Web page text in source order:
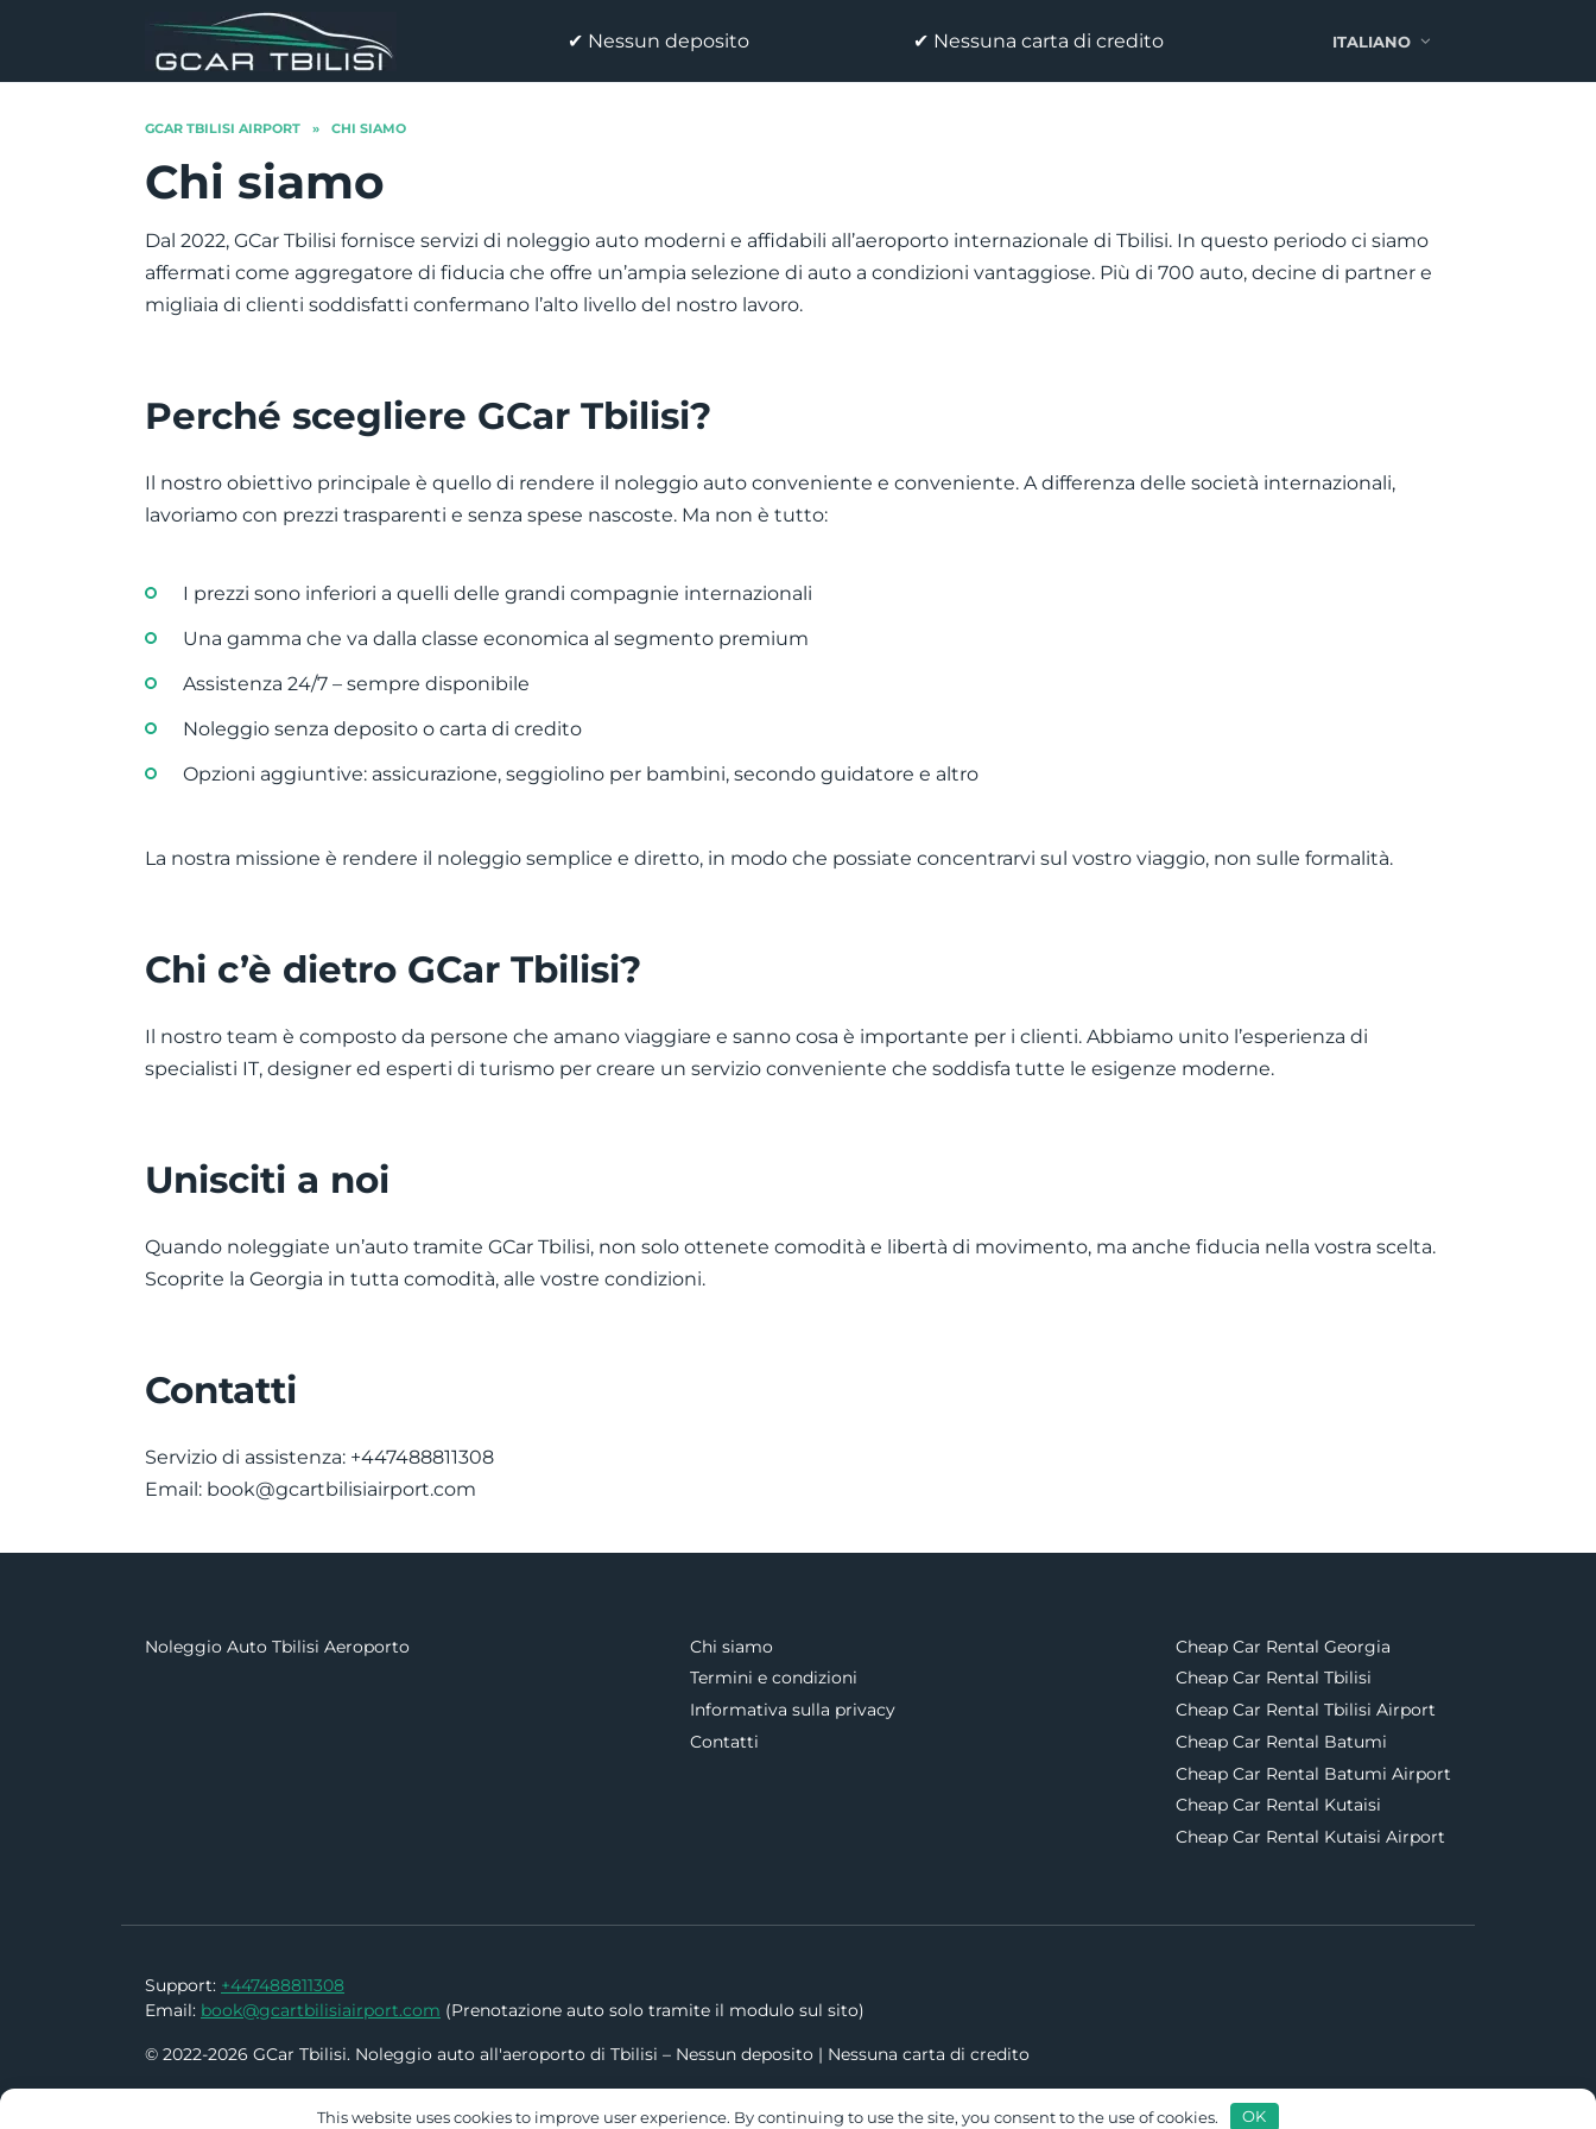
✔ Nessun deposito ✔ Nessuna carta di credito ITALIANO
GCAR TBILISI AIRPORT » CHI SIAMO
Chi siamo
Dal 2022, GCar Tbilisi fornisce servizi di noleggio auto moderni e affidabili all’aeroporto internazionale di Tbilisi. In questo periodo ci siamo
affermati come aggregatore di fiducia che offre un’ampia selezione di auto a condizioni vantaggiose. Più di 700 auto, decine di partner e
migliaia di clienti soddisfatti confermano l’alto livello del nostro lavoro.
Perché scegliere GCar Tbilisi?
Il nostro obiettivo principale è quello di rendere il noleggio auto conveniente e conveniente. A differenza delle società internazionali,
lavoriamo con prezzi trasparenti e senza spese nascoste. Ma non è tutto:
I prezzi sono inferiori a quelli delle grandi compagnie internazionali
Una gamma che va dalla classe economica al segmento premium
Assistenza 24/7 – sempre disponibile
Noleggio senza deposito o carta di credito
Opzioni aggiuntive: assicurazione, seggiolino per bambini, secondo guidatore e altro
La nostra missione è rendere il noleggio semplice e diretto, in modo che possiate concentrarvi sul vostro viaggio, non sulle formalità.
Chi c’è dietro GCar Tbilisi?
Il nostro team è composto da persone che amano viaggiare e sanno cosa è importante per i clienti. Abbiamo unito l’esperienza di
specialisti IT, designer ed esperti di turismo per creare un servizio conveniente che soddisfa tutte le esigenze moderne.
Unisciti a noi
Quando noleggiate un’auto tramite GCar Tbilisi, non solo ottenete comodità e libertà di movimento, ma anche fiducia nella vostra scelta.
Scoprite la Georgia in tutta comodità, alle vostre condizioni.
Contatti
Servizio di assistenza: +447488811308
Email: book@gcartbilisiairport.com
Noleggio Auto Tbilisi Aeroporto
Chi siamo
Termini e condizioni
Informativa sulla privacy
Contatti
Cheap Car Rental Georgia
Cheap Car Rental Tbilisi
Cheap Car Rental Tbilisi Airport
Cheap Car Rental Batumi
Cheap Car Rental Batumi Airport
Cheap Car Rental Kutaisi
Cheap Car Rental Kutaisi Airport
Support: +447488811308
Email: book@gcartbilisiairport.com (Prenotazione auto solo tramite il modulo sul sito)
© 2022-2026 GCar Tbilisi. Noleggio auto all'aeroporto di Tbilisi – Nessun deposito | Nessuna carta di credito
This website uses cookies to improve user experience. By continuing to use the site, you consent to the use of cookies. OK